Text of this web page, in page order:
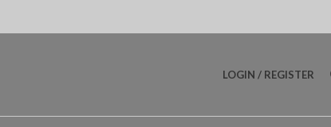
LOGIN / REGISTER